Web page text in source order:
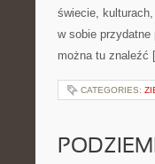
świecie,
w sobie
można tu znaleźć
CATEGORIES: